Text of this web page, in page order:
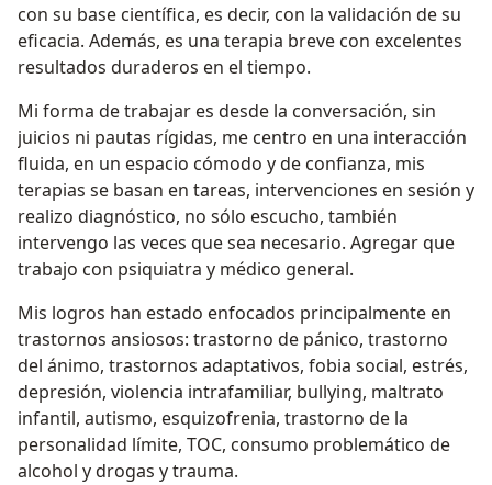
con su base científica, es decir, con la validación de su
eficacia. Además, es una terapia breve con excelentes
resultados duraderos en el tiempo.
Mi forma de trabajar es desde la conversación, sin
juicios ni pautas rígidas, me centro en una interacción
fluida, en un espacio cómodo y de confianza, mis
terapias se basan en tareas, intervenciones en sesión y
realizo diagnóstico, no sólo escucho, también
intervengo las veces que sea necesario. Agregar que
trabajo con psiquiatra y médico general.
Mis logros han estado enfocados principalmente en
trastornos ansiosos: trastorno de pánico, trastorno
del ánimo, trastornos adaptativos, fobia social, estrés,
depresión, violencia intrafamiliar, bullying, maltrato
infantil, autismo, esquizofrenia, trastorno de la
personalidad límite, TOC, consumo problemático de
alcohol y drogas y trauma.